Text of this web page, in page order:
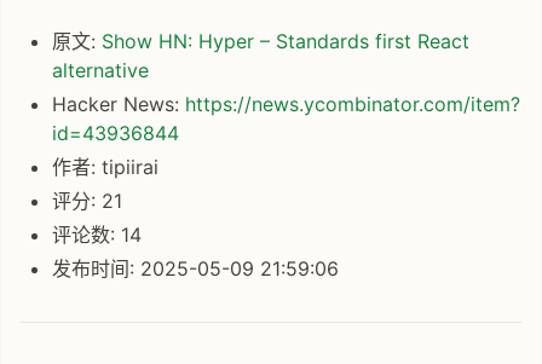
原文: Show HN: Hyper – Standards first React
alternative
Hacker News: https://news.ycombinator.com/item?
id=43936844
作者: tipiirai
评分: 21
评论数: 14
发布时间: 2025-05-09 21:59:06